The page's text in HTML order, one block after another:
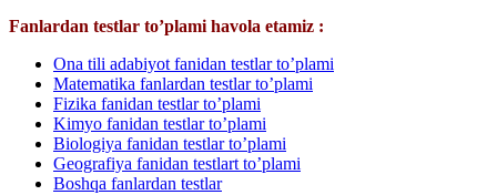
Fanlardan testlar to’plami havola etamiz :
Ona tili adabiyot fanidan testlar to’plami
Matematika fanlardan testlar to’plami
Fizika fanidan testlar to’plami
Kimyo fanidan testlar to’plami
Biologiya fanidan testlar to’plami
Geografiya fanidan testlart to’plami
Boshqa fanlardan testlar